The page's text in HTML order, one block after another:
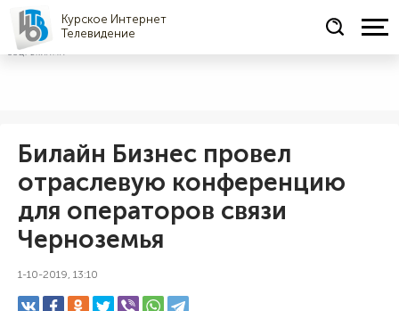
Курское Интернет
Телевидение
СОЦРЕКЛАМА
Билайн Бизнес провел
отраслевую конференцию
для операторов связи
Черноземья
1-10-2019, 13:10